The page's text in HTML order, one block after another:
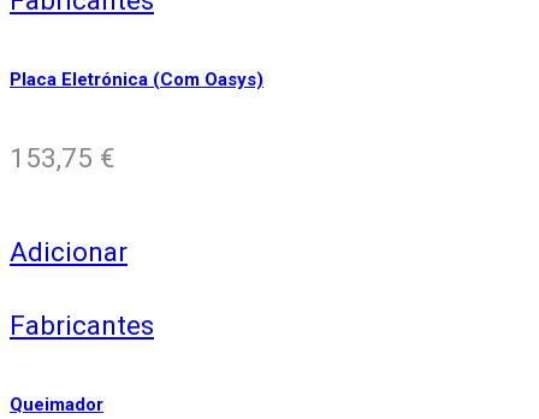
Placa Eletrónica (Com Oasys)
153,75 €
Adicionar
Fabricantes
Queimador